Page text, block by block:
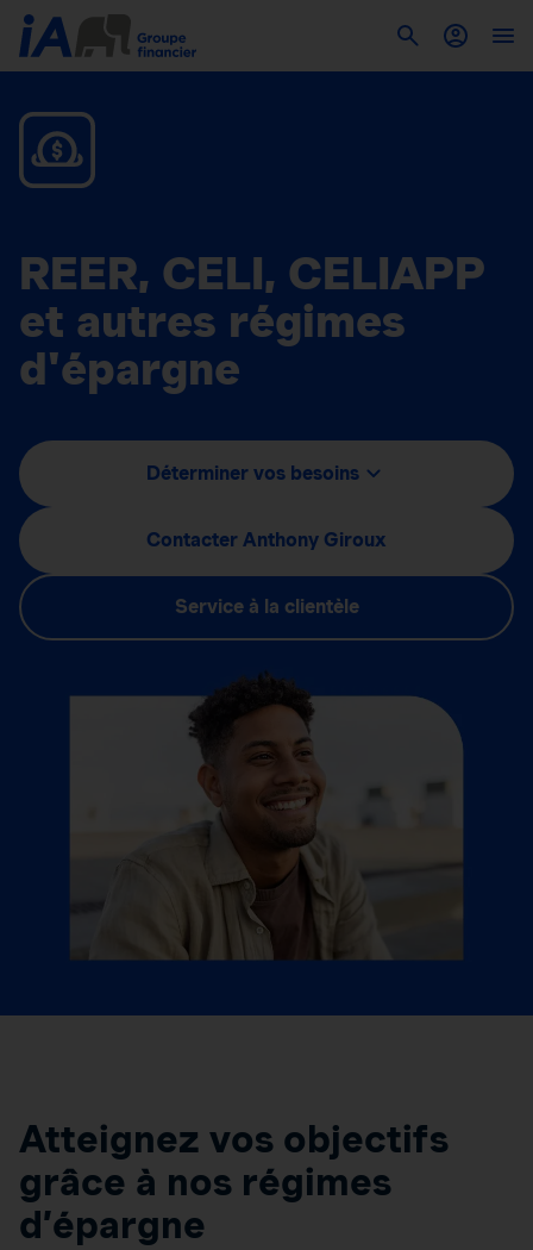
REER, CELI, CELIAPP
et autres régimes
d'épargne
Déterminer vos besoins
Contacter Anthony Giroux
Service à la clientèle
Atteignez vos objectifs
grâce à nos régimes
d’épargne